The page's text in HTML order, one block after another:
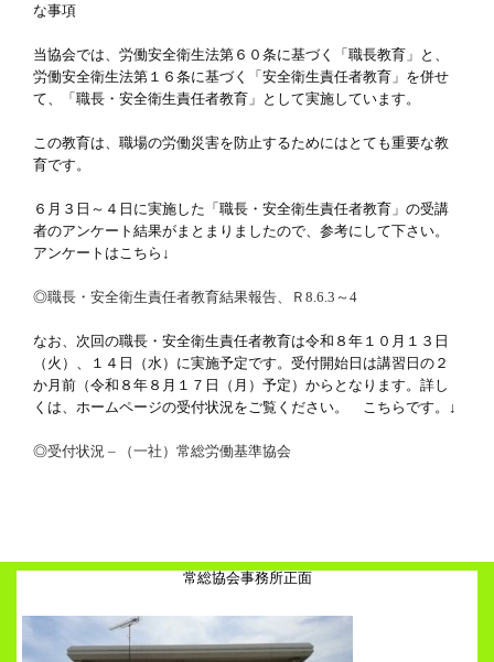
な事項
当協会では、労働安全衛生法第６０条に基づく「職長教育」と、
労働安全衛生法第１６条に基づく「安全衛生責任者教育」を併せ
て、「職長・安全衛生責任者教育」として実施しています。
この教育は、職場の労働災害を防止するためにはとても重要な教
育です。
６月３日～４日に実施した「職長・安全衛生責任者教育」の受講
者のアンケート結果がまとまりましたので、参考にして下さい。
アンケートはこちら↓
◎職長・安全衛生責任者教育結果報告、Ｒ8.6.3～4
なお、次回の職長・安全衛生責任者教育は令和８年１０月１３日
（火）、１４日（水）に実施予定です。受付開始日は講習日の２
か月前（令和８年８月１７日（月）予定）からとなります。詳し
くは、ホームページの受付状況をご覧ください。 こちらです。↓
◎受付状況 – （一社）常総労働基準協会
常総協会事務所正面